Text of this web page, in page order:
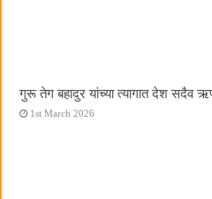
गुरू तेग बहादुर यांच्या त्यागात देश सदैव
1st March 2026